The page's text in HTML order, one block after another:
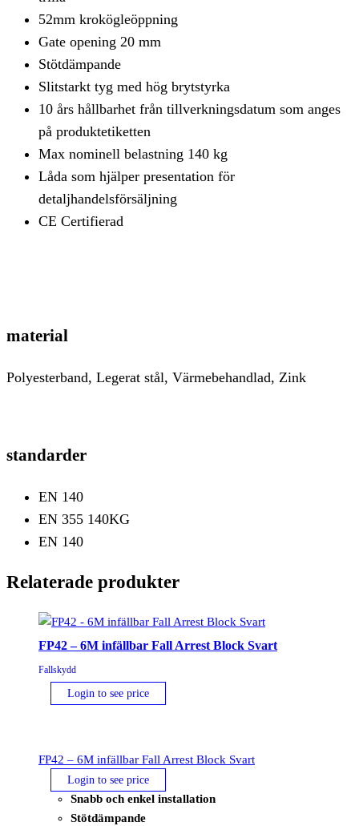
52mm krokögleöppning
Gate opening 20 mm
Stötdämpande
Slitstarkt tyg med hög brytstyrka
10 års hållbarhet från tillverkningsdatum som anges
på produktetiketten
Max nominell belastning 140 kg
Låda som hjälper presentation för
detaljhandelsförsäljning
CE Certifierad
material
Polyesterband, Legerat stål, Värmebehandlad, Zink
standarder
EN 140
EN 355 140KG
EN 140
Relaterade produkter
FP42 – 6M infällbar Fall Arrest Block Svart
Fallskydd
Login to see price
FP42 – 6M infällbar Fall Arrest Block Svart
Login to see price
Snabb och enkel installation
Stötdämpande